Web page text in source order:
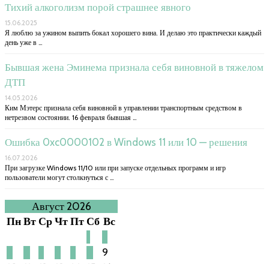
Тихий алкоголизм порой страшнее явного
15.06.2025
Я люблю за ужином выпить бокал хорошего вина. И делаю это практически каждый
день уже в …
Бывшая жена Эминема признала себя виновной в тяжелом
ДТП
14.05.2026
Ким Мэтерс признала себя виновной в управлении транспортным средством в
нетрезвом состоянии. 16 февраля бывшая …
Ошибка 0xc0000102 в Windows 11 или 10 — решения
16.07.2026
При загрузке Windows 11/10 или при запуске отдельных программ и игр
пользователи могут столкнуться с …
Август 2026
ПнВтСрЧтПтСб Вс
9